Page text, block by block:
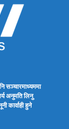
अनुमति लिनु
कार्वाही हुने